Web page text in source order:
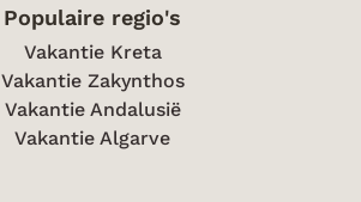
Populaire regio's
Vakantie Kreta
Vakantie Zakynthos
Vakantie Andalusië
Vakantie Algarve